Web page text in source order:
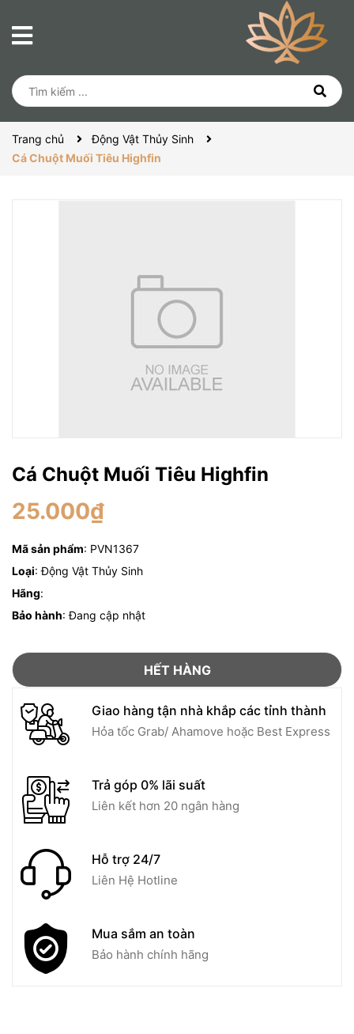
Trang chủ
Động Vật Thủy Sinh
Cá Chuột Muối Tiêu Highfin
Cá Chuột Muối Tiêu Highfin
25.000₫
Mã sản phẩm: PVN1367
Loại: Động Vật Thủy Sinh
Hãng:
Bảo hành: Đang cập nhật
HẾT HÀNG
Giao hàng tận nhà khắp các tỉnh thành
Hỏa tốc Grab/ Ahamove hoặc Best Express
Trả góp 0% lãi suất
Liên kết hơn 20 ngân hàng
Hỗ trợ 24/7
Liên Hệ Hotline
Mua sắm an toàn
Bảo hành chính hãng